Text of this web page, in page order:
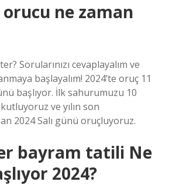
ne zaman
Sorularınızı cevaplayalım ve
başlayalım! 2024’te oruç 11
başlıyor. İlk sahurumuzu 10
ve yılın son
2024 Salı günü oruçluyoruz.
bayram tatili Ne
2024?